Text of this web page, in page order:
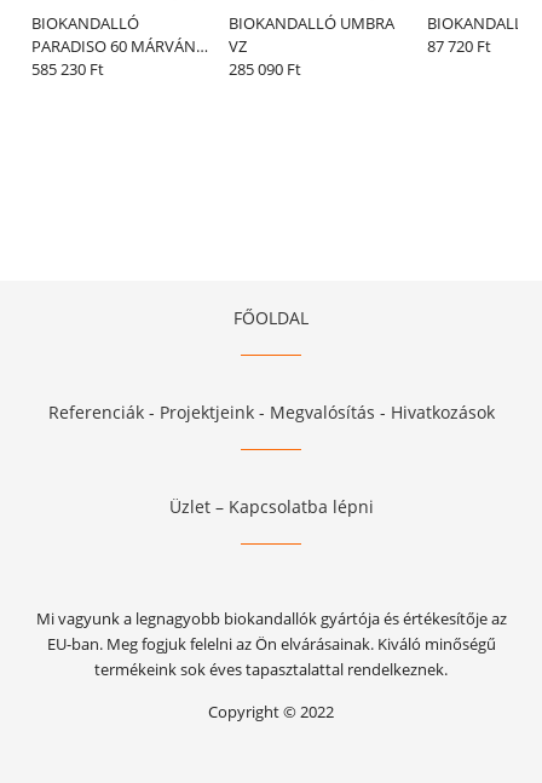
BIOKANDALLÓ
PARADISO 60 MÁRVÁNY
vagy GRÁNIT
585 230 Ft
BIOKANDALLÓ UMBRA
VZ
285 090 Ft
BIOKANDALLÓ
87 720 Ft
FŐOLDAL
Referenciák - Projektjeink - Megvalósítás - Hivatkozások
Üzlet – Kapcsolatba lépni
Mi vagyunk a legnagyobb biokandallók gyártója és értékesítője az
EU-ban. Meg fogjuk felelni az Ön elvárásainak. Kiváló minőségű
termékeink sok éves tapasztalattal rendelkeznek.
Copyright © 2022